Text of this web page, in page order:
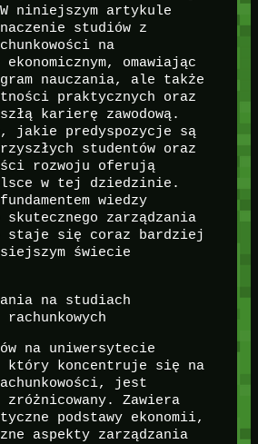
niniejszym artykule
studiów z
na
omawiając
nauczania, ale także
praktycznych oraz
karierę zawodową.
jakie predyspozycje są
studentów oraz
rozwoju oferują
w tej dziedzinie.
wiedzy
zarządzania
staje się coraz bardziej
świecie
na studiach
na uniwersytecie
który koncentruje się na
jest
zróżnicowany. Zawiera
podstawy ekonomii,
aspekty zarządzania